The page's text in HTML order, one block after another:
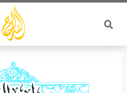
تخطي
المحتوى